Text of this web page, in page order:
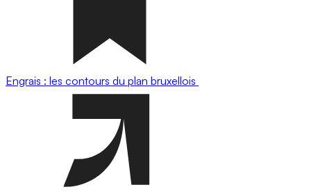
Engrais : les contours du plan bruxellois